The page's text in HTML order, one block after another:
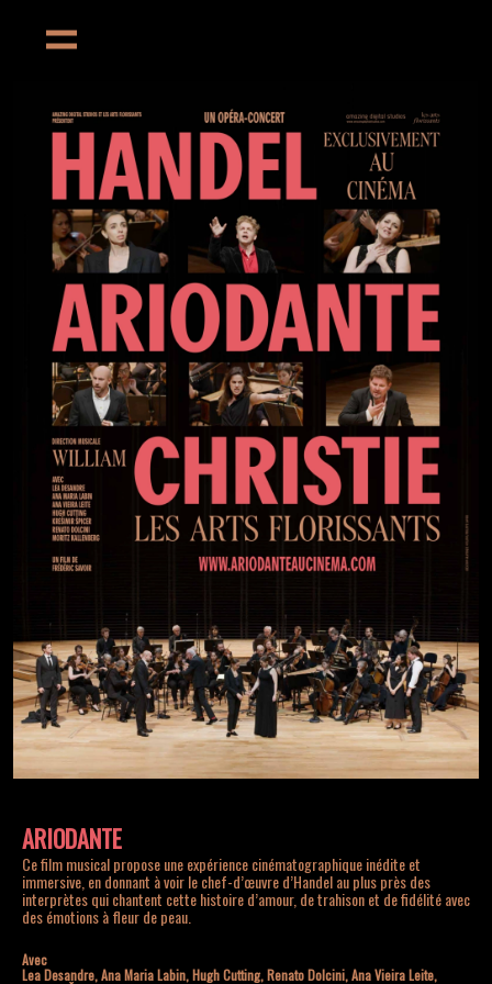
ARIODANTE
Ce film musical propose une expérience cinématographique inédite et
immersive, en donnant à voir le chef-d’œuvre d’Handel au plus près des
interprètes qui chantent cette histoire d’amour, de trahison et de fidélité avec
des émotions à fleur de peau.
Avec
Lea Desandre, Ana Maria Labin, Hugh Cutting, Renato Dolcini, Ana Vieira Leite,